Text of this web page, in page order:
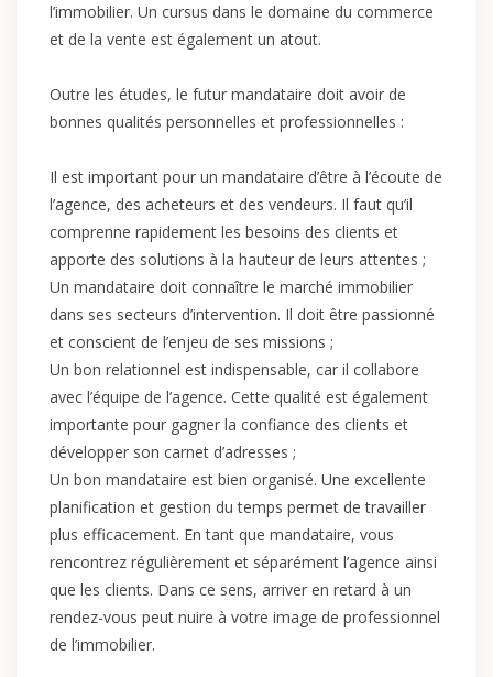
l’immobilier. Un cursus dans le domaine du commerce
et de la vente est également un atout.
Outre les études, le futur mandataire doit avoir de
bonnes qualités personnelles et professionnelles :
Il est important pour un mandataire d’être à l’écoute de
l’agence, des acheteurs et des vendeurs. Il faut qu’il
comprenne rapidement les besoins des clients et
apporte des solutions à la hauteur de leurs attentes ;
Un mandataire doit connaître le marché immobilier
dans ses secteurs d’intervention. Il doit être passionné
et conscient de l’enjeu de ses missions ;
Un bon relationnel est indispensable, car il collabore
avec l’équipe de l’agence. Cette qualité est également
importante pour gagner la confiance des clients et
développer son carnet d’adresses ;
Un bon mandataire est bien organisé. Une excellente
planification et gestion du temps permet de travailler
plus efficacement. En tant que mandataire, vous
rencontrez régulièrement et séparément l’agence ainsi
que les clients. Dans ce sens, arriver en retard à un
rendez-vous peut nuire à votre image de professionnel
de l’immobilier.